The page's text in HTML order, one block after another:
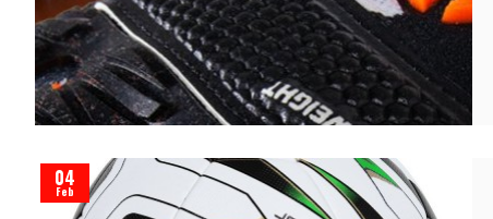
04
Feb